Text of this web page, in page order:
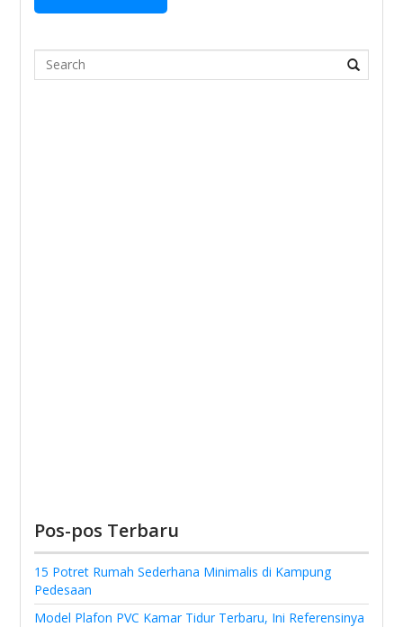
Search
Pos-pos Terbaru
15 Potret Rumah Sederhana Minimalis di Kampung
Pedesaan
Model Plafon PVC Kamar Tidur Terbaru, Ini Referensinya